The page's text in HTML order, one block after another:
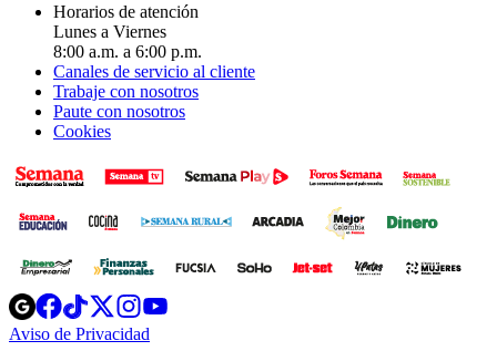
Horarios de atención
Lunes a Viernes
8:00 a.m. a 6:00 p.m.
Canales de servicio al cliente
Trabaje con nosotros
Paute con nosotros
Cookies
Opens
in
new
Opens
in
new
Opens
in
new
Opens
new
Aviso de Privacidad